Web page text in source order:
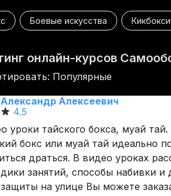
Боевые искусства
онлайн-курсов
Популярные
Александр Алексеевич
4.5
уроки тайского бокса, муай
бокс или муай тай идеально
драться. В видео уроках
занятий, способы набивки
на улице Вы можете